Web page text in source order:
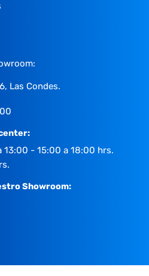
Las Condes.
13:00 - 15:00 a 18:00 hrs.
Showroom: